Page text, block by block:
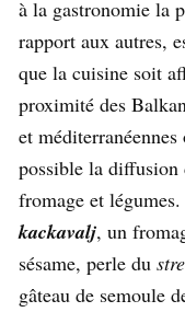
à la gastronomie la
rapport aux autres,
que la cuisine soit
proximité des
et
possible la diffusion
fromage et
kackavalj, un
sésame, perle du
gâteau de semoule